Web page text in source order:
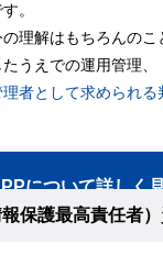
。
理解はもちろんのこ
うえでの運用管理、
理者として求められる
について詳しく
保護最高責任者